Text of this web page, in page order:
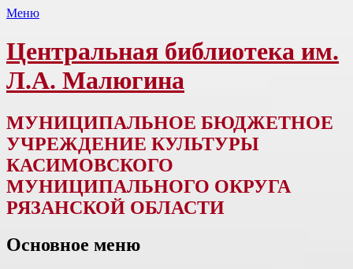
Меню
Центральная библиотека им.
Л.А. Малюгина
МУНИЦИПАЛЬНОЕ БЮДЖЕТНОЕ
УЧРЕЖДЕНИЕ КУЛЬТУРЫ
КАСИМОВСКОГО
МУНИЦИПАЛЬНОГО ОКРУГА
РЯЗАНСКОЙ ОБЛАСТИ
Основное меню